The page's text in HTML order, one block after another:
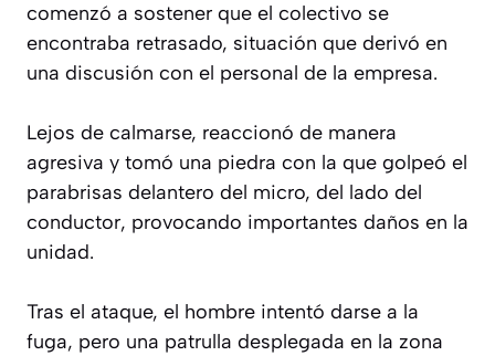
comenzó a sostener que el colectivo se
encontraba retrasado, situación que derivó en
una discusión con el personal de la empresa.
Lejos de calmarse, reaccionó de manera
agresiva y tomó una piedra con la que golpeó el
parabrisas delantero del micro, del lado del
conductor, provocando importantes daños en la
unidad.
Tras el ataque, el hombre intentó darse a la
fuga, pero una patrulla desplegada en la zona